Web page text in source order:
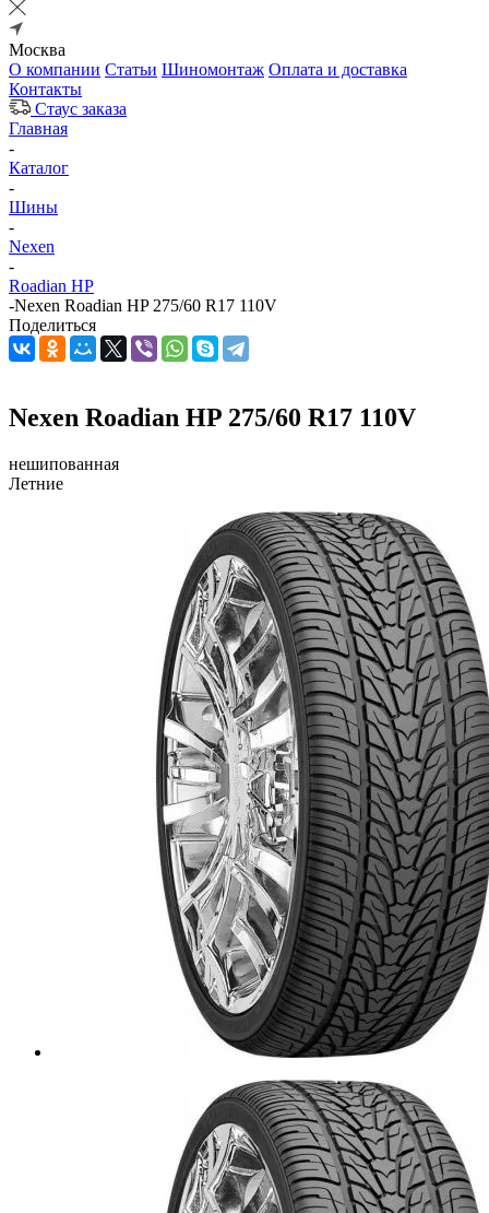
Москва
О компании Статьи Шиномонтаж Оплата и доставка
Контакты
Стаус заказа
Главная
-
Каталог
-
Шины
-
Nexen
-
Roadian HP
-Nexen Roadian HP 275/60 R17 110V
Поделиться
Nexen Roadian HP 275/60 R17 110V
нешипованная
Летние